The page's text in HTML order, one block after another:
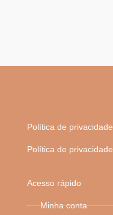
Política de privacidade
Política de privacidade
Acesso rápido
Minha conta